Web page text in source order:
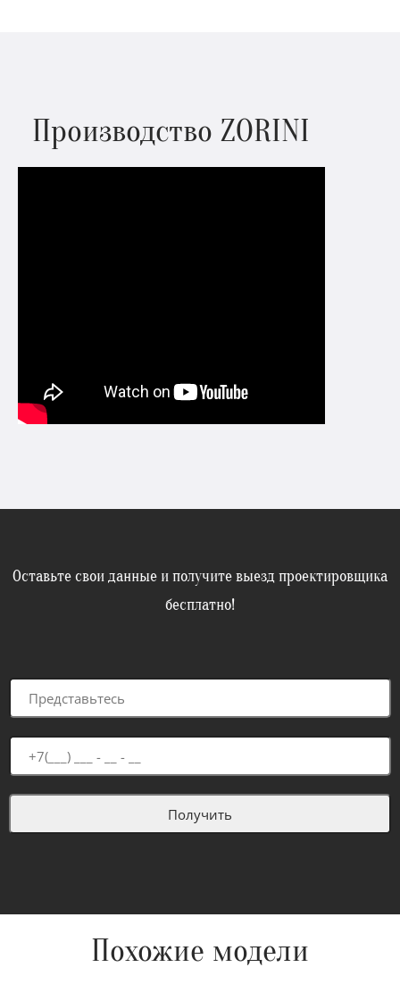
Производство ZORINI
Оставьте свои данные и получите выезд проектировщика
бесплатно!
Похожие модели